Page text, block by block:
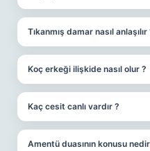
Tıkanmış damar nasıl anlaşılır
Koç erkeği ilişkide nasıl olur ?
Kaç cesit canlı vardır ?
Amentü duasının konusu nedir